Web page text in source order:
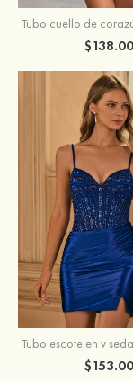
$138.00
$153.00